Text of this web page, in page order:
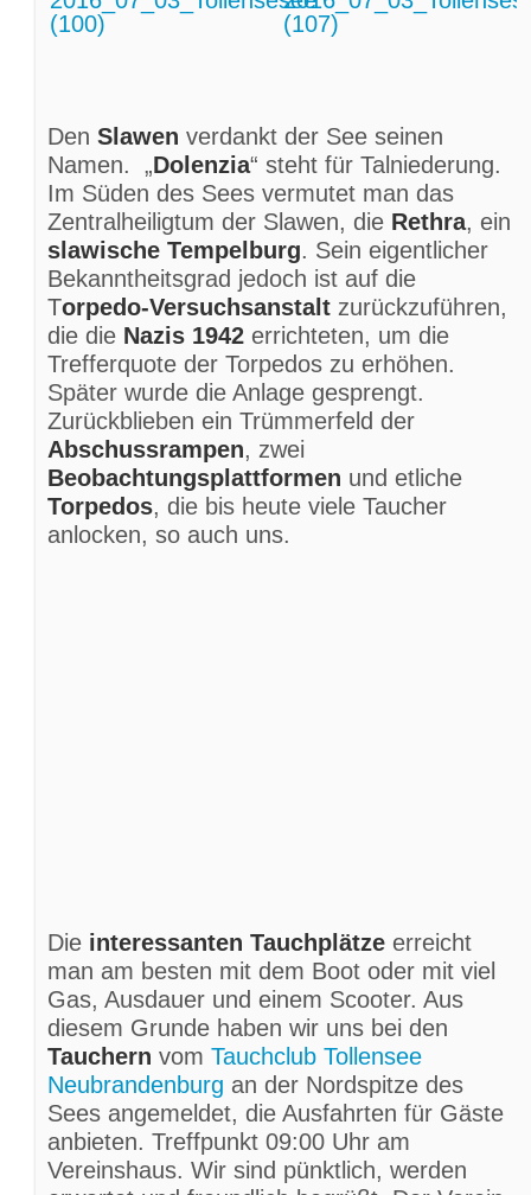
Den Slawen verdankt der See seinen
Namen. „Dolenzia“ steht für Talniederung.
Im Süden des Sees vermutet man das
Zentralheiligtum der Slawen, die Rethra, ein
slawische Tempelburg. Sein eigentlicher
Bekanntheitsgrad jedoch ist auf die
Torpedo-Versuchsanstalt zurückzuführen,
die die Nazis 1942 errichteten, um die
Trefferquote der Torpedos zu erhöhen.
Später wurde die Anlage gesprengt.
Zurückblieben ein Trümmerfeld der
Abschussrampen, zwei
Beobachtungsplattformen und etliche
Torpedos, die bis heute viele Taucher
anlocken, so auch uns.
Die interessanten Tauchplätze erreicht
man am besten mit dem Boot oder mit viel
Gas, Ausdauer und einem Scooter. Aus
diesem Grunde haben wir uns bei den
Tauchern vom Tauchclub Tollensee
Neubrandenburg an der Nordspitze des
Sees angemeldet, die Ausfahrten für Gäste
anbieten. Treffpunkt 09:00 Uhr am
Vereinshaus. Wir sind pünktlich, werden